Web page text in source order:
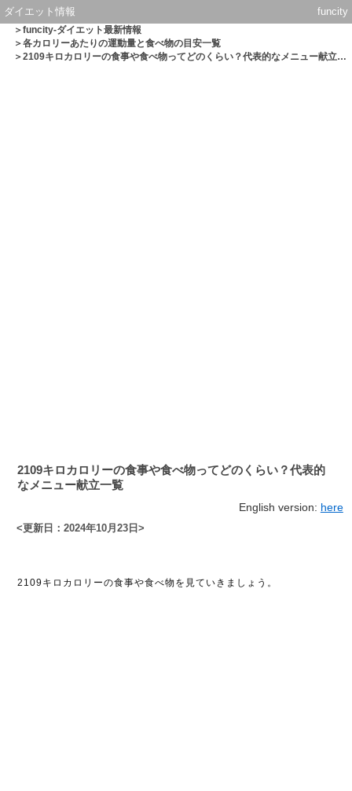
ダイエット情報 funcity
＞funcity-ダイエット最新情報
＞各カロリーあたりの運動量と食べ物の目安一覧
＞2109キロカロリーの食事や食べ物ってどのくらい？代表的なメニュー献立一覧
2109キロカロリーの食事や食べ物ってどのくらい？代表的
なメニュー献立一覧
English version: here
<更新日：2024年10月23日>
2109キロカロリーの食事や食べ物を見ていきましょう。